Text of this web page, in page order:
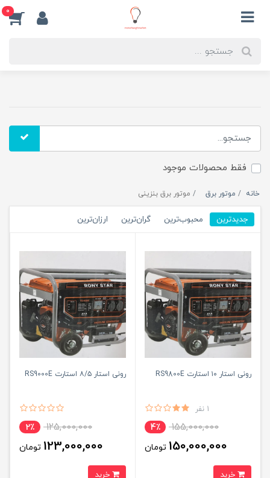
0
فقط محصولات موجود
خانه موتور برق موتور برق بنزینی
جدیدترین محبوب‌ترین گران‌ترین ارزان‌ترین
رونی استار ۱۰ استارت RS9800E
1 نفر
155,000,000 4٪
150,000,000 تومان
رونی استار ۸/۵ استارت RS9000E
125,000,000 2٪
123,000,000 تومان